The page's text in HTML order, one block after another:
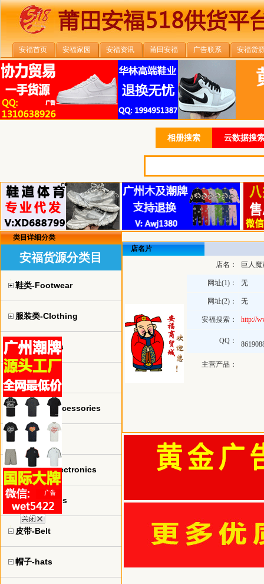
安福首页 安福家园 安福资讯 莆田安福 广告联系 安福货
相册搜索 云数据搜
类目详细分类
安福货源分类目
鞋类-Footwear
服装类-Clothing
球衣-jerseys
手表-watch
珠宝饰品-Accessories
包包-bags
电子产品-Electronics
眼镜-Glasses
皮带-Belt
帽子-hats
店名片
店名：
巨人
网址(1)： 无
网址(2)： 无
安福搜索： http://
QQ：
主营产品：